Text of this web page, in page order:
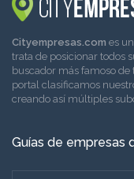
Cityempresas.com es
trata de posicionar todos
buscador más famoso
portal clasificamos
creando así múltiples
Guías de empresas